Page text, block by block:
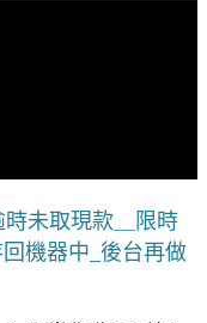
未取現款＿限時
機器中_後台再做